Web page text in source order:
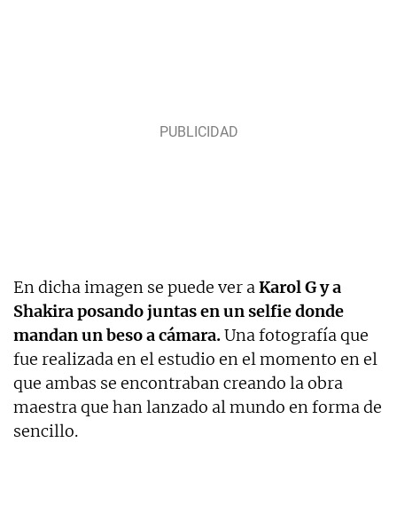
En dicha imagen se puede ver aKarol G y a
Shakira posando juntas en un selfie donde
mandan un beso a cámara.Una fotografía que
fue realizada en el estudio en el momento en el
que ambas se encontraban creando la obra
maestra que han lanzado al mundo en forma de
sencillo.